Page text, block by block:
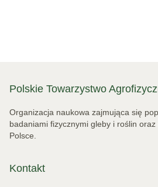
Polskie Towarzystwo
Organizacja naukowa zajmująca się
badaniami fizycznymi gleby i roślin
Polsce.
Kontakt